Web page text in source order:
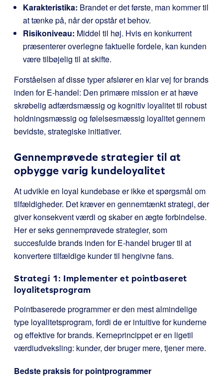
Karakteristika: Brandet er det første, man kommer til
at tænke på, når der opstår et behov.
Risikoniveau: Middel til høj. Hvis en konkurrent
præsenterer overlegne faktuelle fordele, kan kunden
være tilbøjelig til at skifte.
Forståelsen af disse typer afslører en klar vej for brands
inden for E-handel: Den primære mission er at hæve
skrøbelig adfærdsmæssig og kognitiv loyalitet til robust
holdningsmæssig og følelsesmæssig loyalitet gennem
bevidste, strategiske initiativer.
Gennemprøvede strategier til at
opbygge varig kundeloyalitet
At udvikle en loyal kundebase er ikke et spørgsmål om
tilfældigheder. Det kræver en gennemtænkt strategi, der
giver konsekvent værdi og skaber en ægte forbindelse.
Her er seks gennemprøvede strategier, som
succesfulde brands inden for E-handel bruger til at
konvertere tilfældige kunder til hengivne fans.
Strategi 1: Implementer et pointbaseret
loyalitetsprogram
Pointbaserede programmer er den mest almindelige
type loyalitetsprogram, fordi de er intuitive for kunderne
og effektive for brands. Kerneprincippet er en ligetil
værdiudveksling: kunder, der bruger mere, tjener mere.
Bedste praksis for pointprogrammer